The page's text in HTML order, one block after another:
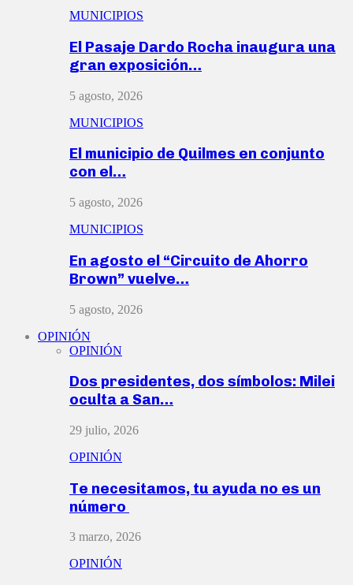
MUNICIPIOS
El Pasaje Dardo Rocha inaugura una
gran exposición…
5 agosto, 2026
MUNICIPIOS
El municipio de Quilmes en conjunto
con el…
5 agosto, 2026
MUNICIPIOS
En agosto el “Circuito de Ahorro
Brown” vuelve…
5 agosto, 2026
OPINIÓN
OPINIÓN
Dos presidentes, dos símbolos: Milei
oculta a San…
29 julio, 2026
OPINIÓN
Te necesitamos, tu ayuda no es un
número
3 marzo, 2026
OPINIÓN